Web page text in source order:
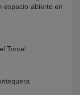
espacio abierto en
Torcal